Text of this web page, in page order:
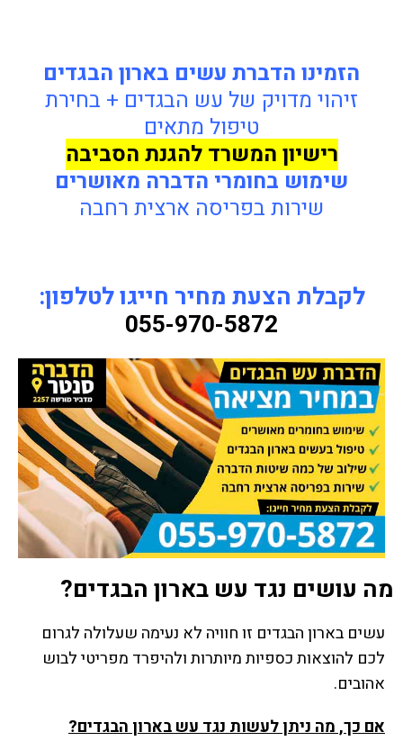
הזמינו הדברת עשים בארון הבגדים
זיהוי מדויק של עש הבגדים + בחירת
טיפול מתאים
רישיון המשרד להגנת הסביבה
שימוש בחומרי הדברה מאושרים
שירות בפריסה ארצית רחבה
לקבלת הצעת מחיר חייגו לטלפון:
055-970-5872
מה עושים נגד עש בארון הבגדים?
עשים בארון הבגדים זו חוויה לא נעימה שעלולה לגרום
לכם להוצאות כספיות מיותרות ולהיפרד מפריטי לבוש
אהובים.
אם כך, מה ניתן לעשות נגד עש בארון הבגדים?